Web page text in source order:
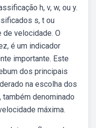
h, v, w, ou y.
s, t ou
de velocidade. O
é um indicador
importante. Este
dos principais
na escolha dos
denominado
máxima.